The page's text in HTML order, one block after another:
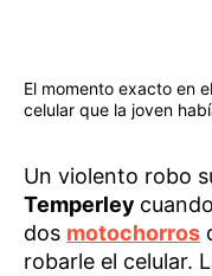
El momento exacto en
celular que la joven
Un violento robo
Temperley
dos motochorros
robarle el celular.